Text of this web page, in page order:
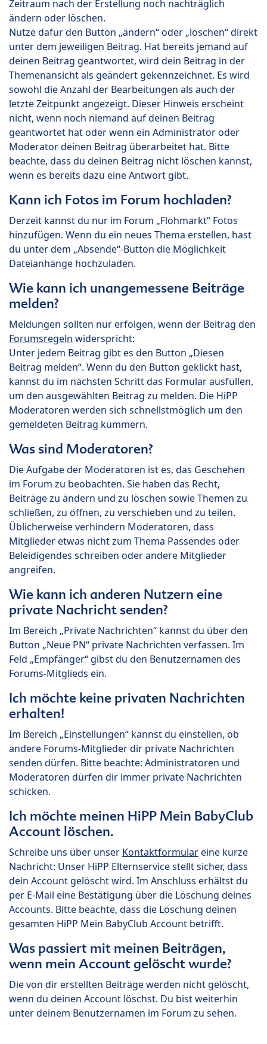
Zeitraum nach der Erstellung noch nachträglich
ändern oder löschen.
Nutze dafür den Button „ändern“ oder „löschen“ direkt
unter dem jeweiligen Beitrag. Hat bereits jemand auf
deinen Beitrag geantwortet, wird dein Beitrag in der
Themenansicht als geändert gekennzeichnet. Es wird
sowohl die Anzahl der Bearbeitungen als auch der
letzte Zeitpunkt angezeigt. Dieser Hinweis erscheint
nicht, wenn noch niemand auf deinen Beitrag
geantwortet hat oder wenn ein Administrator oder
Moderator deinen Beitrag überarbeitet hat. Bitte
beachte, dass du deinen Beitrag nicht löschen kannst,
wenn es bereits dazu eine Antwort gibt.
Kann ich Fotos im Forum hochladen?
Derzeit kannst du nur im Forum „Flohmarkt“ Fotos
hinzufügen. Wenn du ein neues Thema erstellen, hast
du unter dem „Absende“-Button die Möglichkeit
Dateianhänge hochzuladen.
Wie kann ich unangemessene Beiträge
melden?
Meldungen sollten nur erfolgen, wenn der Beitrag den
Forumsregeln widerspricht:
Unter jedem Beitrag gibt es den Button „Diesen
Beitrag melden“. Wenn du den Button geklickt hast,
kannst du im nächsten Schritt das Formular ausfüllen,
um den ausgewählten Beitrag zu melden. Die HiPP
Moderatoren werden sich schnellstmöglich um den
gemeldeten Beitrag kümmern.
Was sind Moderatoren?
Die Aufgabe der Moderatoren ist es, das Geschehen
im Forum zu beobachten. Sie haben das Recht,
Beiträge zu ändern und zu löschen sowie Themen zu
schließen, zu öffnen, zu verschieben und zu teilen.
Üblicherweise verhindern Moderatoren, dass
Mitglieder etwas nicht zum Thema Passendes oder
Beleidigendes schreiben oder andere Mitglieder
angreifen.
Wie kann ich anderen Nutzern eine
private Nachricht senden?
Im Bereich „Private Nachrichten“ kannst du über den
Button „Neue PN“ private Nachrichten verfassen. Im
Feld „Empfänger“ gibst du den Benutzernamen des
Forums-Mitglieds ein.
Ich möchte keine privaten Nachrichten
erhalten!
Im Bereich „Einstellungen“ kannst du einstellen, ob
andere Forums-Mitglieder dir private Nachrichten
senden dürfen. Bitte beachte: Administratoren und
Moderatoren dürfen dir immer private Nachrichten
schicken.
Ich möchte meinen HiPP Mein BabyClub
Account löschen.
Schreibe uns über unser Kontaktformulareine kurze
Nachricht: Unser HiPP Elternservice stellt sicher, dass
dein Account gelöscht wird. Im Anschluss erhältst du
per E-Mail eine Bestätigung über die Löschung deines
Accounts. Bitte beachte, dass die Löschung deinen
gesamten HiPP Mein BabyClub Account betrifft.
Was passiert mit meinen Beiträgen,
wenn mein Account gelöscht wurde?
Die von dir erstellten Beiträge werden nicht gelöscht,
wenn du deinen Account löschst. Du bist weiterhin
unter deinem Benutzernamen im Forum zu sehen.